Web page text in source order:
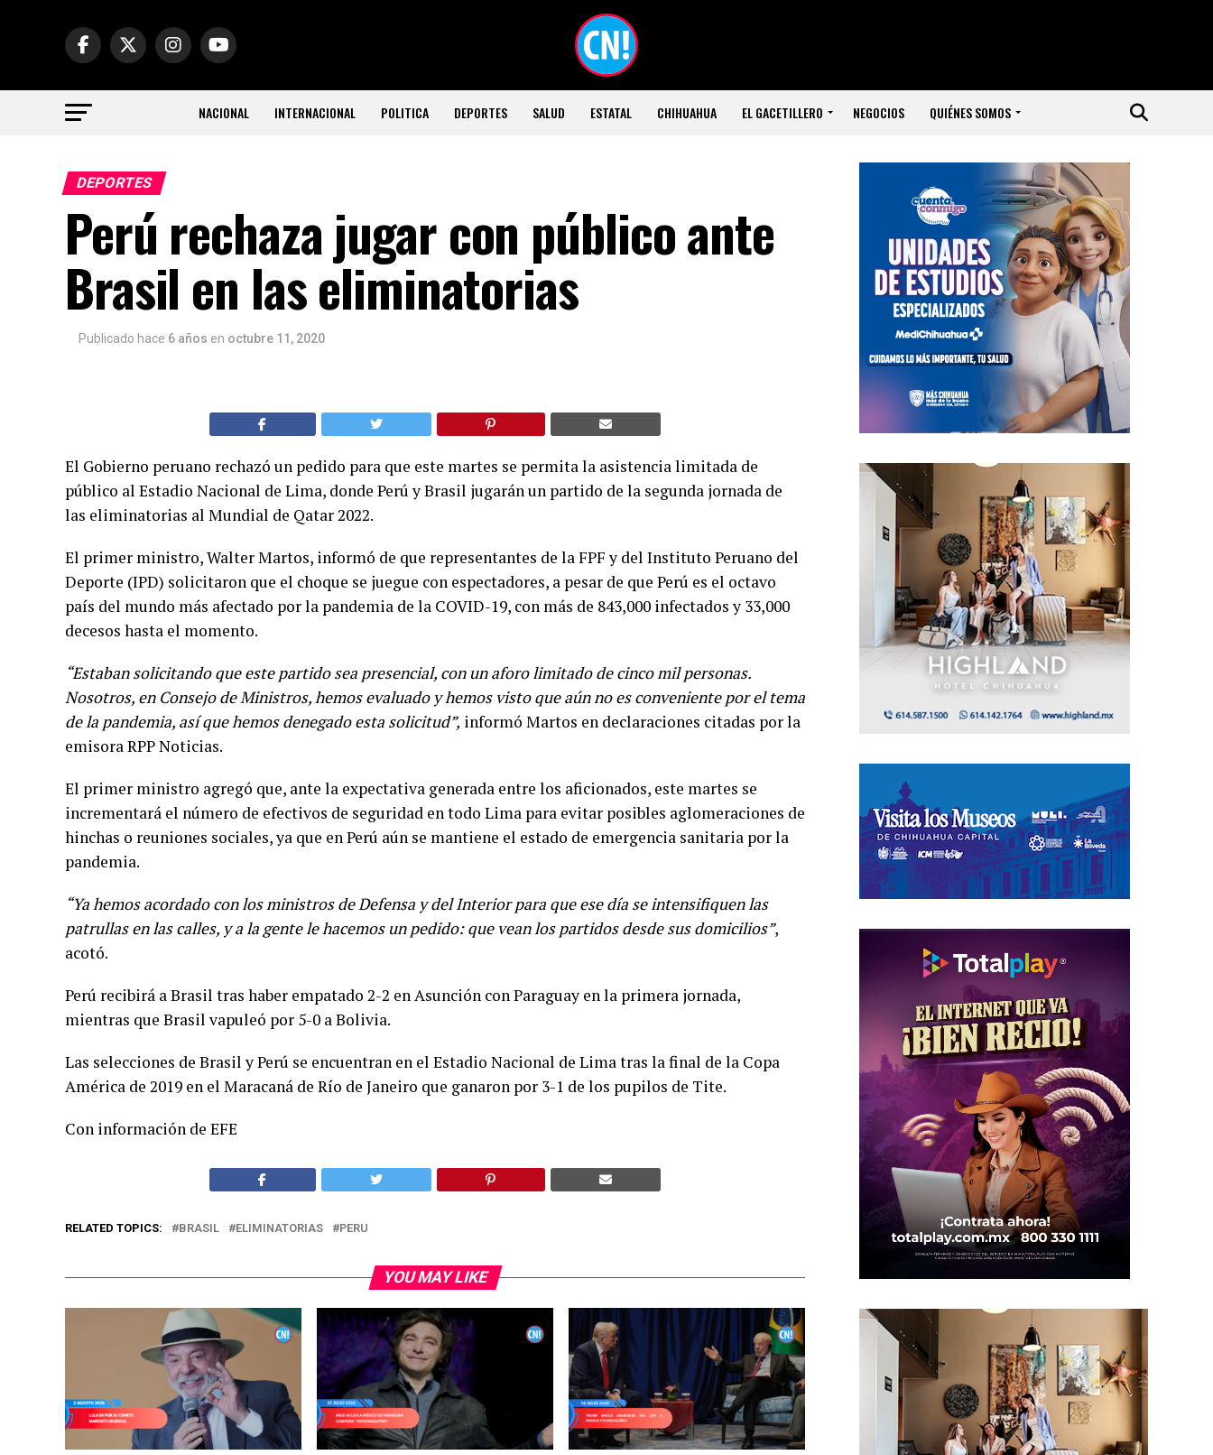
NACIONAL INTERNACIONAL POLITICA DEPORTES SALUD ESTATAL CHIHUAHUA EL GACETILLERO NEGOCIOS QUIÉNES SOMOS
DEPORTES
Perú rechaza jugar con público ante
Brasil en las eliminatorias
Publicado hace 6 años en octubre 11, 2020
El Gobierno peruano rechazó un pedido para que este martes se permita la asistencia limitada de
público al Estadio Nacional de Lima, donde Perú y Brasil jugarán un partido de la segunda jornada de
las eliminatorias al Mundial de Qatar 2022.
El primer ministro, Walter Martos, informó de que representantes de la FPF y del Instituto Peruano del
Deporte (IPD) solicitaron que el choque se juegue con espectadores, a pesar de que Perú es el octavo
país del mundo más afectado por la pandemia de la COVID-19, con más de 843,000 infectados y 33,000
decesos hasta el momento.
“Estaban solicitando que este partido sea presencial, con un aforo limitado de cinco mil personas.
Nosotros, en Consejo de Ministros, hemos evaluado y hemos visto que aún no es conveniente por el tema
de la pandemia, así que hemos denegado esta solicitud”, informó Martos en declaraciones citadas por la
emisora RPP Noticias.
El primer ministro agregó que, ante la expectativa generada entre los aficionados, este martes se
incrementará el número de efectivos de seguridad en todo Lima para evitar posibles aglomeraciones de
hinchas o reuniones sociales, ya que en Perú aún se mantiene el estado de emergencia sanitaria por la
pandemia.
“Ya hemos acordado con los ministros de Defensa y del Interior para que ese día se intensifiquen las
patrullas en las calles, y a la gente le hacemos un pedido: que vean los partidos desde sus domicilios”,
acotó.
Perú recibirá a Brasil tras haber empatado 2-2 en Asunción con Paraguay en la primera jornada,
mientras que Brasil vapuleó por 5-0 a Bolivia.
Las selecciones de Brasil y Perú se encuentran en el Estadio Nacional de Lima tras la final de la Copa
América de 2019 en el Maracaná de Río de Janeiro que ganaron por 3-1 de los pupilos de Tite.
Con información de EFE
RELATED TOPICS: BRASIL ELIMINATORIAS PERU
YOU MAY LIKE